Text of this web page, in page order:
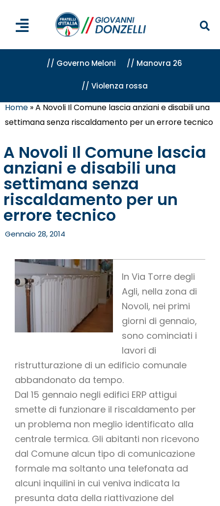
// Governo Meloni // Manovra 26
// Violenza rossa
Home »A Novoli Il Comune lascia anziani e disabili una
settimana senza riscaldamento per un errore tecnico
A Novoli Il Comune lascia
anziani e disabili una
settimana senza
riscaldamento per un
errore tecnico
Gennaio 28, 2014
In Via Torre degli
Agli, nella zona di
Novoli, nei primi
giorni di gennaio,
sono cominciati i
lavori di
ristrutturazione di un edificio comunale
abbandonato da tempo.
Dal 15 gennaio negli edifici ERP attigui
smette di funzionare il riscaldamento per
un problema non meglio identificato alla
centrale termica. Gli abitanti non ricevono
dal Comune alcun tipo di comunicazione
formale ma soltanto una telefonata ad
alcuni inquilini in cui veniva indicata la
presunta data della riattivazione del